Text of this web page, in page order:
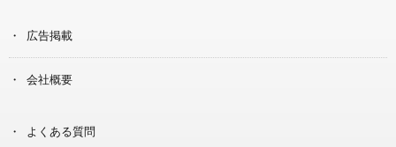
広告掲載
会社概要
よくある質問